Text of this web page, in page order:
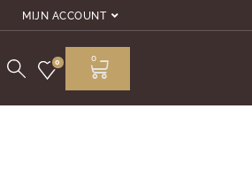
MIJN ACCOUNT
0 0